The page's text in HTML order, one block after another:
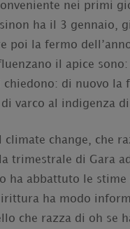
nei primi
ha il 3 gennaio,
poi la fermo
il apice
di nuovo la
varco al indigenza
climate change, che
trimestrale di Gara
ha abbattuto le stime
ha modo
che razza di oh se